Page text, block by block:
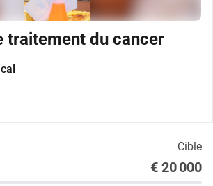
traitement du cancer
Cible
€ 20 000